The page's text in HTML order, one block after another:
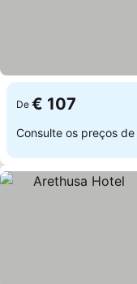
De € 107
Consulte os preços de